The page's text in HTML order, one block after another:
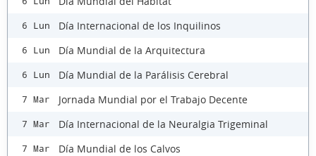
6 Lun Día Internacional de los Inquilinos
6 Lun Día Mundial de la Arquitectura
6 Lun Día Mundial de la Parálisis Cerebral
7 Mar Jornada Mundial por el Trabajo Decente
7 Mar Día Internacional de la Neuralgia Trigeminal
7 Mar Día Mundial de los Calvos